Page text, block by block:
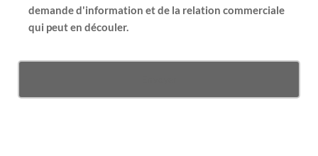
demande d'information et de la relation commerciale
qui peut en découler.